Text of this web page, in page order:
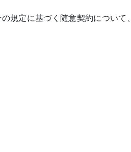
規定に基づく随意契約について